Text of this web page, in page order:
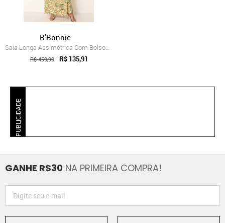
B'Bonnie
Saia Longa Assimétrica Com Bolsos B’Bonn...
R$ 459,90 R$ 135,91
PUBLICIDADE
GANHE R$30 NA PRIMEIRA COMPRA!